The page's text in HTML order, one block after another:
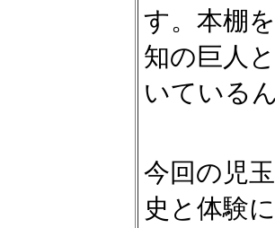
す。本棚
知の巨人
いている
今回の児
史と体験